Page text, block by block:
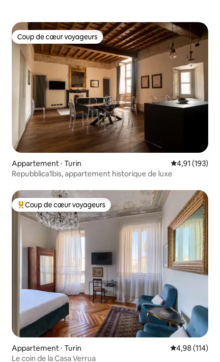
Coup de cœur voyageurs
Coup de cœur voyageurs
Appartement ⋅ Turin Évaluation
4,91 (193)
Repubblica1bis, appartement historique de luxe
Coups de cœur voyageurs les plus appréciés
Coup de cœur voyageurs
Appartement ⋅ Turin Évaluation
4,98 (114)
Le coin de la Casa Verrua